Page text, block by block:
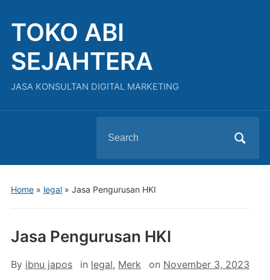
TOKO ABI
SEJAHTERA
JASA KONSULTAN DIGITAL MARKETING
for:
Home» legal» Jasa Pengurusan HKI
Jasa Pengurusan HKI
By ibnu japos in legal, Merk on November 3, 2023